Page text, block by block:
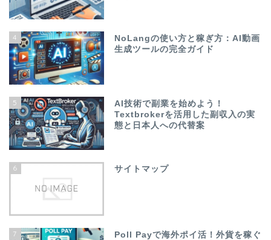
4
NoLangの使い方と稼ぎ方：AI動画
生成ツールの完全ガイド
5
AI技術で副業を始めよう！
Textbrokerを活用した副収入の実
態と日本人への代替案
6 サイトマップ
7
Poll Payで海外ポイ活！外貨を稼ぐ